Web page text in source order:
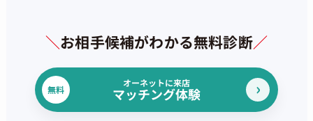
＼お相手候補がわかる無料診断／
無料
オーネットに来店
マッチング体験